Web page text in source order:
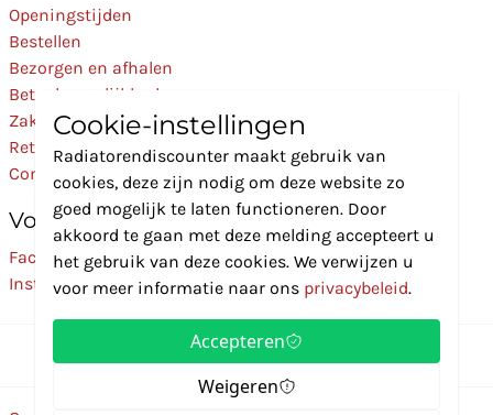
Openingstijden
Bestellen
Bezorgen en afhalen
Betaalmogelijkheden
Zakelijk
Retourneren
Contact
Volg Ons
Facebook
Instagram
Cookie-instellingen
Radiatorendiscounter maakt gebruik van
cookies, deze zijn nodig om deze website zo
goed mogelijk te laten functioneren. Door
akkoord te gaan met deze melding accepteert u
het gebruik van deze cookies. We verwijzen u
voor meer informatie naar ons privacybeleid.
Accepteren
Weigeren